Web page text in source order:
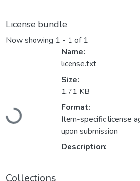
License bundle
Now showing 1 - 1 of 1
Loading...
Name:
license.txt
Size:
1.71 KB
Format:
Item-specific license
upon submission
Description:
Collections